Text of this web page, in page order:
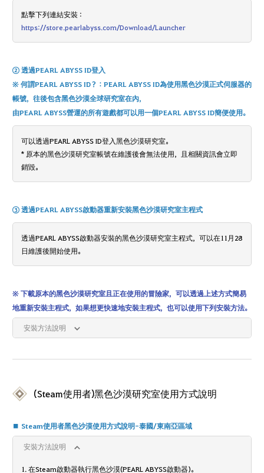
點擊下列連結安裝 :
https://store.pearlabyss.com/Download/Launcher
② 透過PEARL ABYSS ID登入
※ 何謂PEARL ABYSS ID？：PEARL ABYSS ID為使用黑色沙漠正式伺服器的
帳號，往後包含黑色沙漠全球研究室在內,
由PEARL ABYSS營運的所有遊戲都可以用一個PEARL ABYSS ID簡便使用。
可以透過PEARL ABYSS ID登入黑色沙漠研究室。
* 原本的黑色沙漠研究室帳號在維護後會無法使用，且相關資訊會立即
銷毀。
③ 透過PEARL ABYSS啟動器重新安裝黑色沙漠研究室主程式
透過PEARL ABYSS啟動器安裝的黑色沙漠研究室主程式，可以在11月28
日維護後開始使用。
※ 下載原本的黑色沙漠研究室且正在使用的冒險家，可以透過上述方式簡易
地重新安裝主程式，如果想更快速地安裝主程式，也可以使用下列安裝方法。
安裝方法說明
(Steam使用者)黑色沙漠研究室使用方式說明
■ Steam使用者黑色沙漠使用方式說明-泰國/東南亞區域
安裝方法說明
1. 在Steam啟動器執行黑色沙漠(PEARL ABYSS啟動器)。